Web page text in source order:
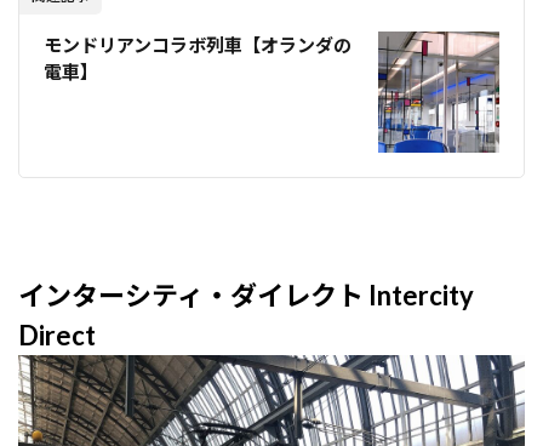
モンドリアンコラボ列車【オランダの
電車】
インターシティ・ダイレクト Intercity
Direct